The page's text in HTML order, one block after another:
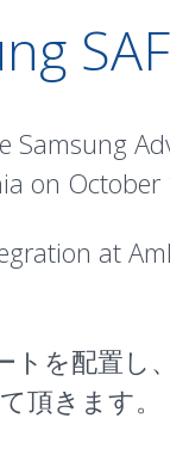
on October
at
を配置
頂きます。